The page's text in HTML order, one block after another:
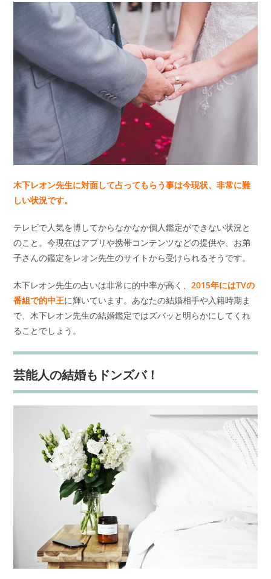
木下レオン先生に対面して占ってもらう事は今現状、非常に難
しい状況です。
テレビで人気を博してからなかなか個人鑑定ができない状況と
のこと。今現在はアプリや携帯コンテンツなどの提供や、お弟
子さんの鑑定をレオン先生のサイトから受けられるそうです。
木下レオン先生の占いは非常に的中率が高く、2015年にはTVの
番組で的中王に輝いています。あなたの結婚相手や入籍時期ま
で、木下レオン先生の結婚鑑定ではズバッと明らかにしてくれ
ることでしょう。
芸能人の結婚もドンズバ！